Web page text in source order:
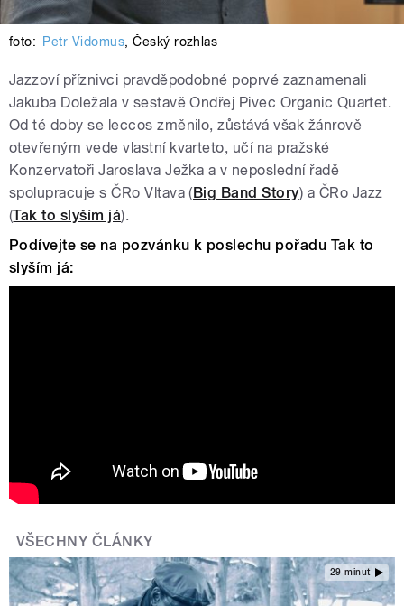
foto: Petr Vidomus,Český rozhlas
Jazzoví příznivci pravděpodobné poprvé zaznamenali
Jakuba Doležala v sestavě Ondřej Pivec Organic Quartet.
Od té doby se leccos změnilo, zůstává však žánrově
otevřeným vede vlastní kvarteto, učí na pražské
Konzervatoři Jaroslava Ježka a v neposlední řadě
spolupracuje s ČRo Vltava ( Big Band Story) a ČRo Jazz
(Tak to slyším já).
Podívejte se na pozvánku k poslechu pořadu Tak to
slyším já:
VŠECHNY ČLÁNKY
29 minut